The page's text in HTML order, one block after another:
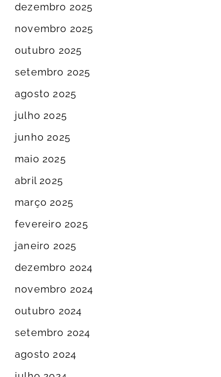
dezembro 2025
novembro 2025
outubro 2025
setembro 2025
agosto 2025
julho 2025
junho 2025
maio 2025
abril 2025
março 2025
fevereiro 2025
janeiro 2025
dezembro 2024
novembro 2024
outubro 2024
setembro 2024
agosto 2024